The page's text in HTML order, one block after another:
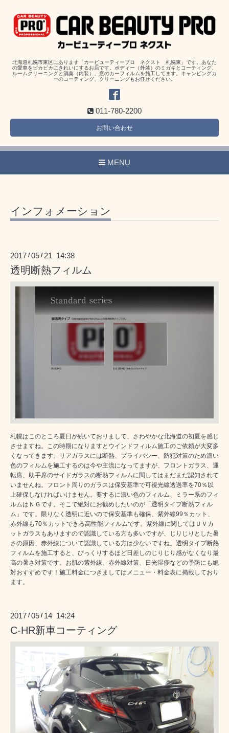
北海道札幌市東区にあります「カービューティープロ ネクスト 札幌東」です。あなた
の愛車をピカピカにきれいにするお店です。ボディー（外装）のミガキとコーティング、
ルームクリーニングと消臭（内装）、窓のカーフィルムを施工してます。キャンピングカ
ーのコーティング、クリーニングもお任せください。
011-780-2200
お問い合わせ
MENU
インフォメーション
2017 /05 / 21 14:38
透明断熱フィルム
札幌はこのところ夏日が続いておりまして、さわやかな北海道の初夏を感じ
させますね。この時期になりますとウインドフィルム施工のご依頼が大変多
くなってきます。リアガラスには断熱、プライバシー、防犯対策のため濃い
色のフィルムを施工するのは今や主流になってますが、フロントガラス、運
転席、助手席のサイドガラスの断熱フィルムに関してはまだまだ認知されて
いませんね。フロント周りのガラスは保安基準で可視光線透過率を70％以
上確保しなければいけません。要するに濃い色のフィルム、ミラー系のフィ
ルムはＮＧです。そこで絶対にお勧めしたいのが「透明タイプ断熱フィル
ム」です。限りなく透明に近いので保安基準も確保、紫外線99％カット、
赤外線も70％カットできる高性能フィルムです。紫外線に関してはＵＶカ
ットガラスもありますので認識している方も多いですが、じりじりとした暑
さの原因、赤外線について認識している方は少ないですね。透明タイプ断熱
フィルムを施工すると、びっくりするほど日差しのじりじり感がなくなり最
高の暑さ対策です。お肌の紫外線、赤外線対策、日光湿疹などの予防にも絶
対おすすめです！施工料金につきましてはメニュー・料金表に掲載しており
ます。
2017 /05 / 14 14:24
C-HR新車コーティング